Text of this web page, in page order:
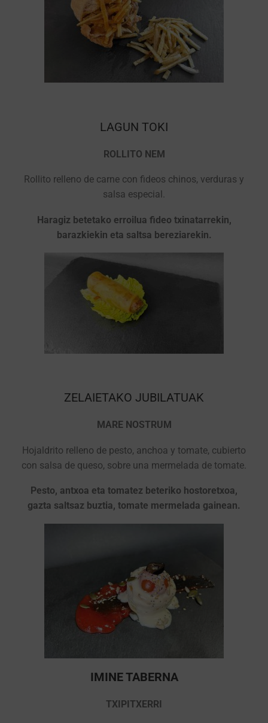
LAGUN TOKI
ROLLITO NEM
Rollito relleno de carne con fideos chinos, verduras y
salsa especial.
Haragiz betetako erroilua fideo txinatarrekin,
barazkiekin eta saltsa bereziarekin.
ZELAIETAKO JUBILATUAK
MARE NOSTRUM
Hojaldrito relleno de pesto, anchoa y tomate, cubierto
con salsa de queso, sobre una mermelada de tomate.
Pesto, antxoa eta tomatez beteriko hostoretxoa,
gazta saltsaz buztia, tomate mermelada gainean.
IMINE TABERNA
TXIPITXERRI